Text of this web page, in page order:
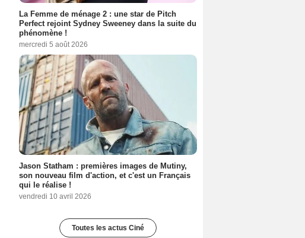
La Femme de ménage 2 : une star de Pitch
Perfect rejoint Sydney Sweeney dans la suite du
phénomène !
mercredi 5 août 2026
Jason Statham : premières images de Mutiny,
son nouveau film d'action, et c'est un Français
qui le réalise !
vendredi 10 avril 2026
Toutes les actus Ciné